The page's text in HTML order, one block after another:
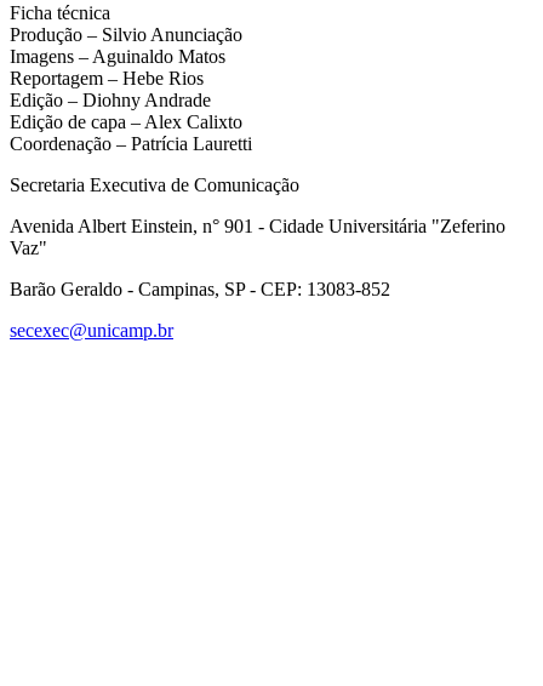
Ficha técnica
Produção – Silvio Anunciação
Imagens – Aguinaldo Matos
Reportagem – Hebe Rios
Edição – Diohny Andrade
Edição de capa – Alex Calixto
Coordenação – Patrícia Lauretti
Secretaria Executiva de Comunicação
Avenida Albert Einstein, n° 901 - Cidade Universitária "Zeferino
Vaz"
Barão Geraldo - Campinas, SP - CEP: 13083-852
secexec@unicamp.br